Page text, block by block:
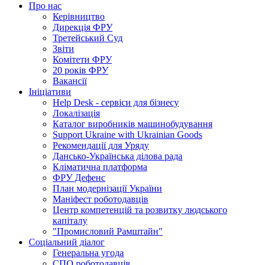
Про нас
Керівництво
Дирекція ФРУ
Третейський Суд
Звіти
Комітети ФРУ
20 років ФРУ
Вакансії
Ініціативи
Help Desk - сервіси для бізнесу
Локалізація
Каталог виробників машинобудування
Support Ukraine with Ukrainian Goods
Рекомендації для Уряду
Дансько-Українська ділова рада
Кліматична платформа
ФРУ Дефенс
План модернізації України
Маніфест роботодавців
Центр компетенцій та розвитку людського
капіталу
"Промисловий Рамштайн"
Соціальний діалог
Генеральна угода